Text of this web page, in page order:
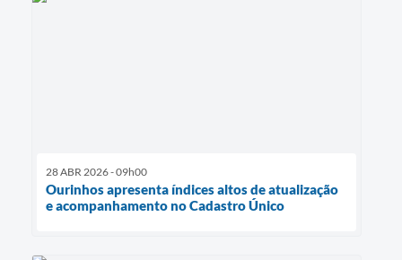
28 ABR 2026 - 09h00
Ourinhos apresenta índices altos de atualização
e acompanhamento no Cadastro Único